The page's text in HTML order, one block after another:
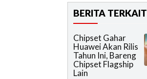
BERITA TERKAIT
Chipset Gahar
Huawei Akan Rilis
Tahun Ini, Bareng
Chipset Flagship
Lain